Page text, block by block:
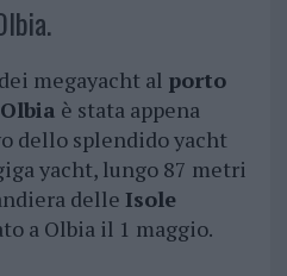
megayacht al porto
è stata appena
dello splendido yacht
yacht, lungo 87 metri
delle Isole
a Olbia il 1 maggio.